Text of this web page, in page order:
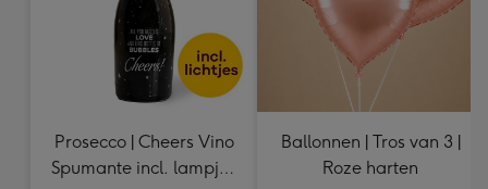
Prosecco | Cheers Vino
Spumante incl. lampje |
Ballonnen | Tros van 3 |
Roze harten